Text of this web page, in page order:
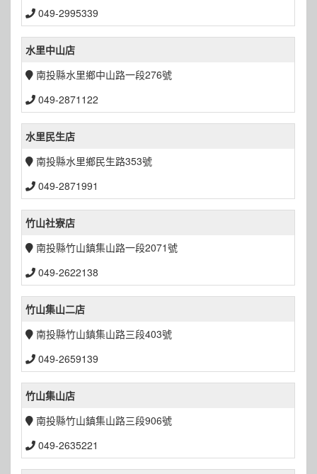
049-2995339
水里中山店
南投縣水里鄉中山路一段276號
049-2871122
水里民生店
南投縣水里鄉民生路353號
049-2871991
竹山社寮店
南投縣竹山鎮集山路一段2071號
049-2622138
竹山集山二店
南投縣竹山鎮集山路三段403號
049-2659139
竹山集山店
南投縣竹山鎮集山路三段906號
049-2635221